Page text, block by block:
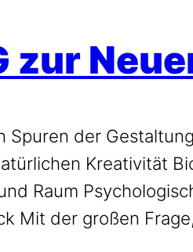
zur
Spuren der
Kreativität
Raum
Mit der großen